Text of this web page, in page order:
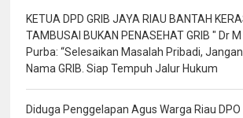
KETUA DPD GRIB JAYA RIAU BANTAH
TAMBUSAI BUKAN PENASEHAT GRIB " Dr
Purba: “Selesaikan Masalah Pribadi,
Nama GRIB. Siap Tempuh Jalur Hukum
Diduga Penggelapan Agus Warga Riau